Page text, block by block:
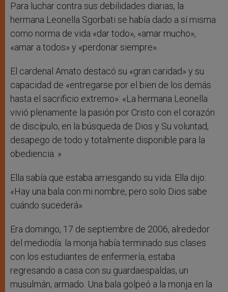
Para luchar contra sus debilidades diarias, la
hermana Leonella Sgorbati se había dado a sí misma
como norma de vida «dar todo», «amar mucho»,
«amar a todos» y «perdonar siempre».
El cardenal Amato destacó su «gran caridad» y su
capacidad de «entregarse por el bien de los demás
hasta el sacrificio extremo»: «La hermana Leonella
vivió plenamente la pasión por Cristo con el corazón
de discípulo, en la búsqueda de Dios y Su voluntad,
desapego de todo y totalmente disponible para la
obediencia. »
Ella sabía que estaba arriesgando su vida. Ella dijo:
«Hay una bala con mi nombre, pero solo Dios sabe
cuándo sucederá».
Era domingo, 17 de septiembre de 2006, alrededor
del mediodía: la monja había terminado sus clases
con los estudiantes de enfermería, estaba
regresando a casa con su guardaespaldas, un
musulmán, armado. Una bala golpeó a la monja en la